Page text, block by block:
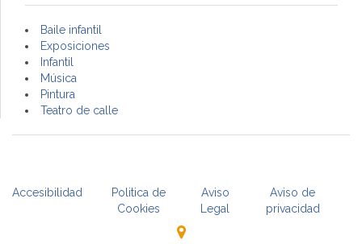
Baile infantil
Exposiciones
Infantil
Música
Pintura
Teatro de calle
Accesibilidad
Politica de
Cookies
Aviso
Legal
Aviso de
privacidad